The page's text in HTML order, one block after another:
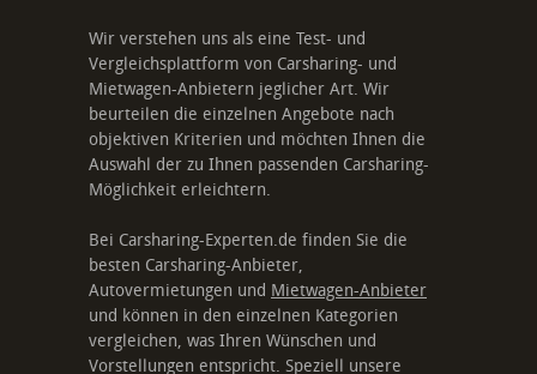
Wir verstehen uns als eine Test- und
Vergleichsplattform von Carsharing- und
Mietwagen-Anbietern jeglicher Art. Wir
beurteilen die einzelnen Angebote nach
objektiven Kriterien und möchten Ihnen die
Auswahl der zu Ihnen passenden Carsharing-
Möglichkeit erleichtern.
Bei Carsharing-Experten.de finden Sie die
besten Carsharing-Anbieter,
Autovermietungen und Mietwagen-Anbieter
und können in den einzelnen Kategorien
vergleichen, was Ihren Wünschen und
Vorstellungen entspricht. Speziell unsere